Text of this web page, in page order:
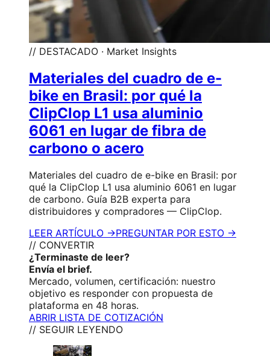
// DESTACADO · Market Insights
Materiales del cuadro de e-
bike en Brasil: por qué la
ClipClop L1 usa aluminio
6061 en lugar de fibra de
carbono o acero
Materiales del cuadro de e-bike en Brasil: por
qué la ClipClop L1 usa aluminio 6061 en lugar
de carbono. Guía B2B experta para
distribuidores y compradores — ClipClop.
LEER ARTÍCULO →PREGUNTAR POR ESTO →
// CONVERTIR
¿Terminaste de leer?
Envía el brief.
Mercado, volumen, certificación: nuestro
objetivo es responder con propuesta de
plataforma en 48 horas.
ABRIR LISTA DE COTIZACIÓN
// SEGUIR LEYENDO